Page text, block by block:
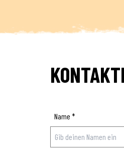
Name *